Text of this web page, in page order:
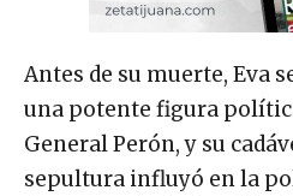
Antes de su muerte, Eva
una potente figura
General Perón, y su
sepultura influyó en la